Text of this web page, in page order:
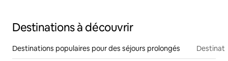
Destinations à découvrir
Destinations populaires pour des séjours prolongés